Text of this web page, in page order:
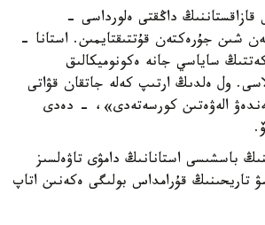
داڭقتى ەلورداسى -
شىن جۇرەكتەن قۇتتىقتايمىن. استانا -
ساياسي جانە ەكونوميكالىق
ول ەلدىڭ ارتىپ كەلە جاتقان قۋاتى
الەۋەتىن كورسەتەدى»، - دەدى
باسشىسى استانانىڭ دامۋى تاۋەلسىز
تاريحىنىڭ قۇرامداس بولىگى ەكەنىن اتاپ